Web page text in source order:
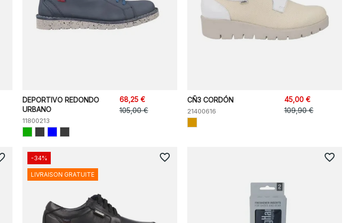
DEPORTIVO REDONDO
URBANO
11800213
68,25 €
105,00 €
CÑ3 CORDÓN
21400616
45,00 €
109,90 €
-34%
LIVRAISON GRATUITE
favorite_border favorite_border